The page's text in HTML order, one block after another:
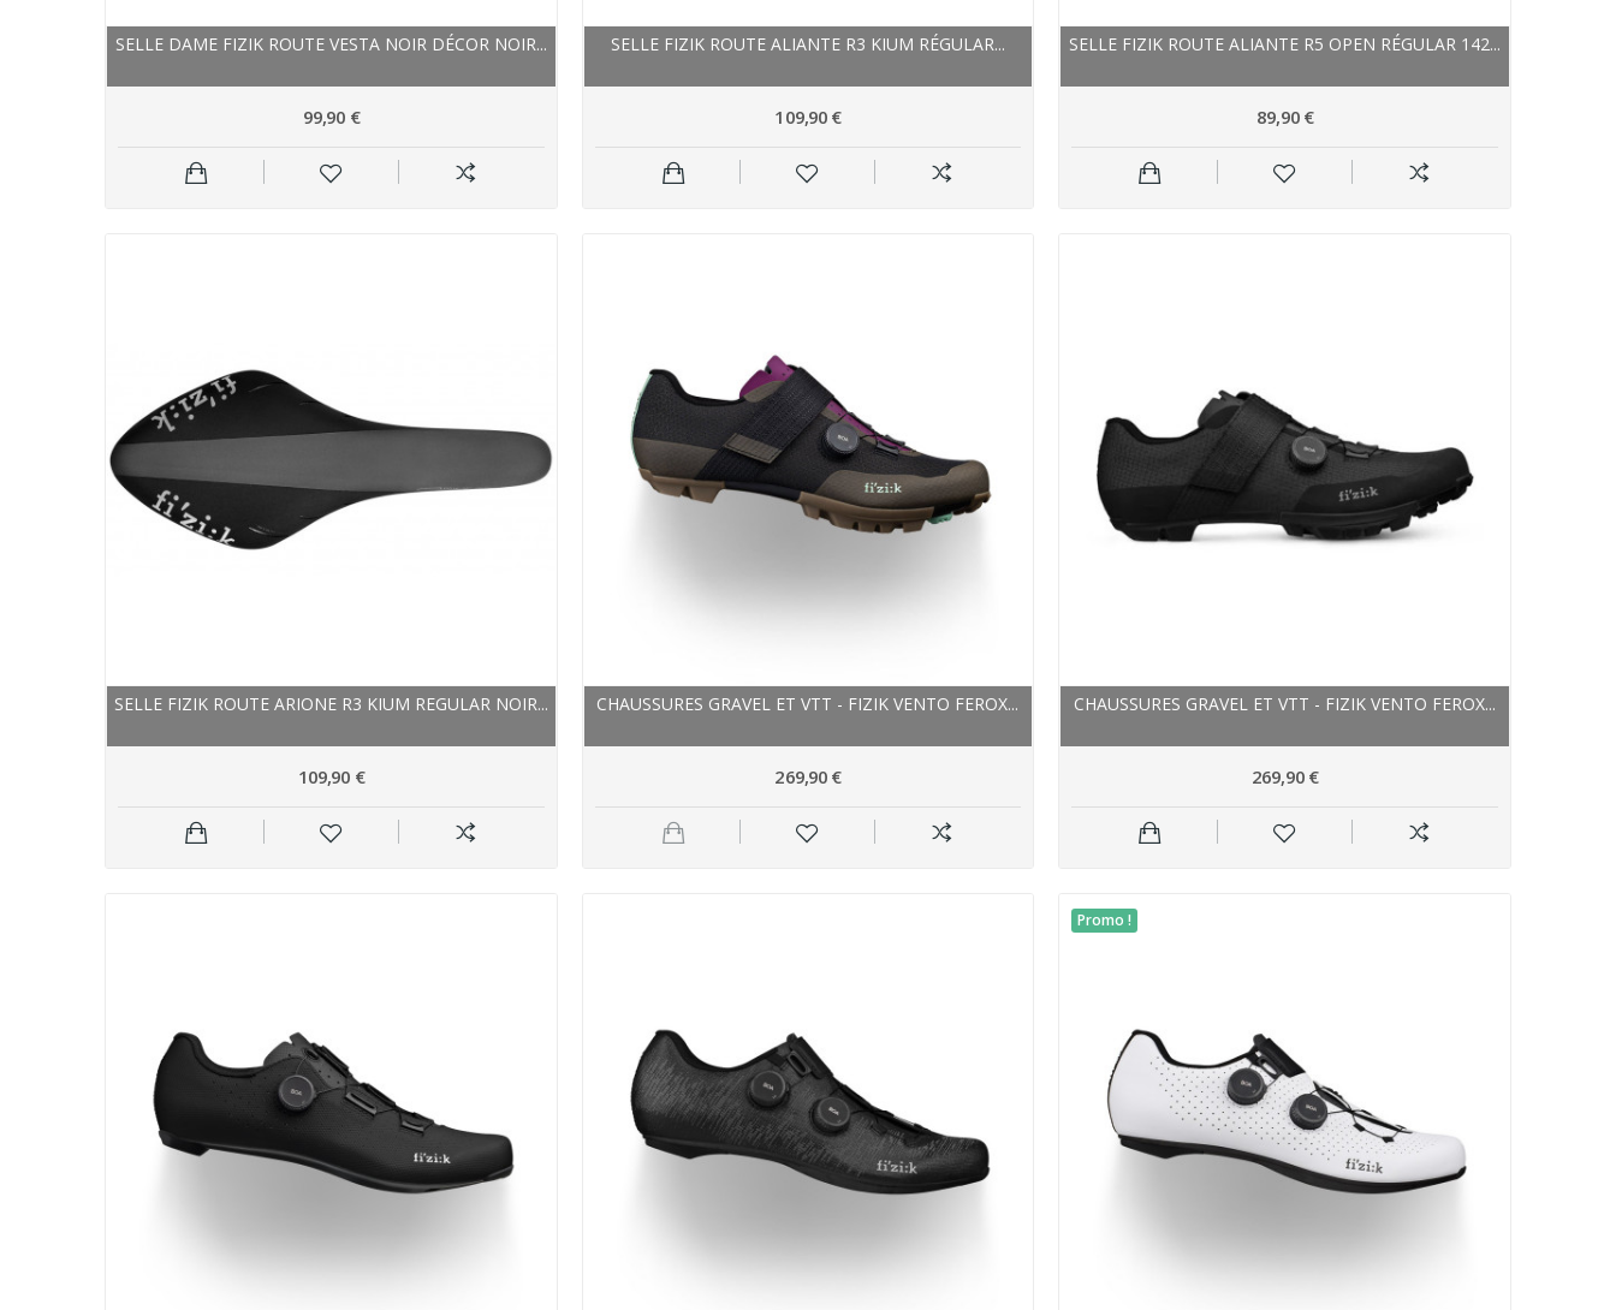
SELLE DAME FIZIK ROUTE VESTA NOIR DÉCOR NOIR...
99,90 €
SELLE FIZIK ROUTE ALIANTE R3 KIUM RÉGULAR...
109,90 €
SELLE FIZIK ROUTE ALIANTE R5 OPEN RÉGULAR 142...
89,90 €
SELLE FIZIK ROUTE ARIONE R3 KIUM REGULAR NOIR...
109,90 €
CHAUSSURES GRAVEL ET VTT - FIZIK VENTO FEROX...
269,90 €
CHAUSSURES GRAVEL ET VTT - FIZIK VENTO FEROX...
269,90 €
Promo !